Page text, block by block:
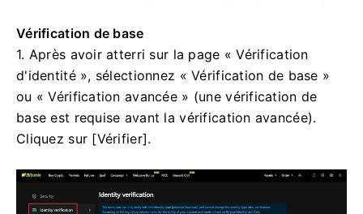
Vérification de base
1. Après avoir atterri sur la page « Vérification
d'identité », sélectionnez « Vérification de base »
ou « Vérification avancée » (une vérification de
base est requise avant la vérification avancée).
Cliquez sur [Vérifier].